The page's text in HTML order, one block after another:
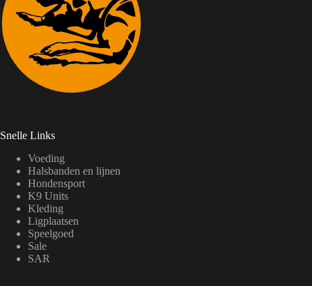
Snelle Links
Voeding
Halsbanden en lijnen
Hondensport
K9 Units
Kleding
Ligplaatsen
Speelgoed
Sale
SAR